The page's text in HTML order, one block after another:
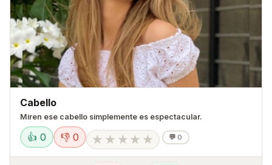
Cabello
Miren ese cabello simplemente es espectacular.
👍 0 👎 0 ★ ★ ★ ★ ★ 💬 0